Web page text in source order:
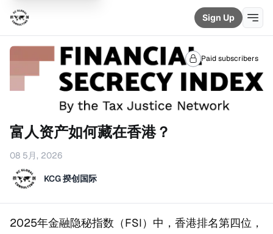
Sign Up
Paid subscribers
富人资产如何藏在香港？
08 5月, 2026
KCG 揆创国际
2025年金融隐秘指数（FSI）中，香港排名第四位，